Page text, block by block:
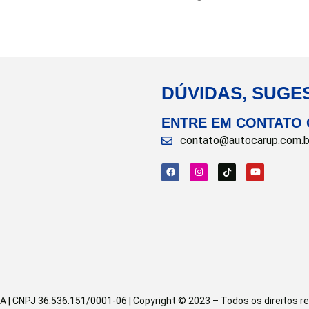
DÚVIDAS,
ENTRE EM CONTATO
| CNPJ 36.536.151/0001-06 | Copyright © 2023 – Todos os direitos